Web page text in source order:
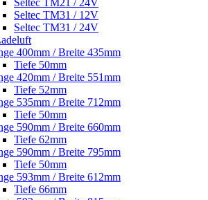
Seltec TM21 / 24V
Seltec TM31 / 12V
Seltec TM31 / 24V
400mm / Breite 435mm
Tiefe 50mm
420mm / Breite 551mm
Tiefe 52mm
535mm / Breite 712mm
Tiefe 50mm
590mm / Breite 660mm
Tiefe 62mm
590mm / Breite 795mm
Tiefe 50mm
593mm / Breite 612mm
Tiefe 66mm